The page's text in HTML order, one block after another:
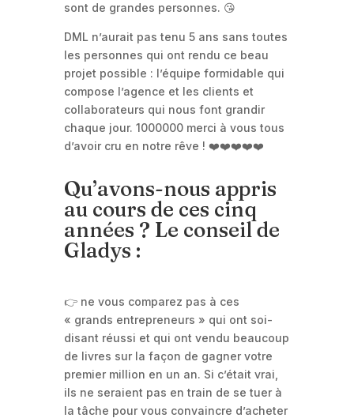
sont de grandes personnes. 😘
DML n’aurait pas tenu 5 ans sans toutes
les personnes qui ont rendu ce beau
projet possible : l’équipe formidable qui
compose l’agence et les clients et
collaborateurs qui nous font grandir
chaque jour. 1000000 merci à vous tous
d’avoir cru en notre rêve ! ❤️❤️❤️❤️❤️
Qu’avons-nous appris
au cours de ces cinq
années ? Le conseil de
Gladys :
👉 ne vous comparez pas à ces
« grands entrepreneurs » qui ont soi-
disant réussi et qui ont vendu beaucoup
de livres sur la façon de gagner votre
premier million en un an. Si c’était vrai,
ils ne seraient pas en train de se tuer à
la tâche pour vous convaincre d’acheter